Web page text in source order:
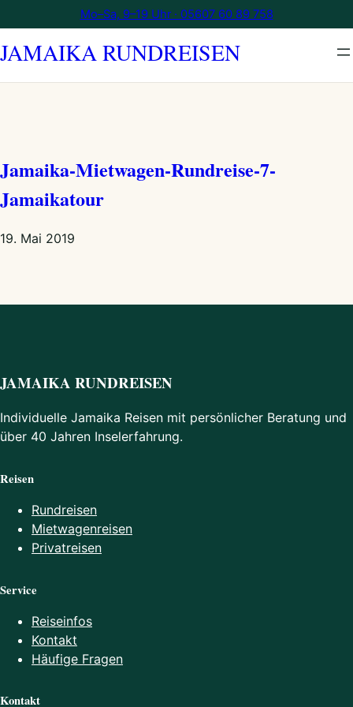
Inhalt
springen
Mo–Sa, 9–19 Uhr · 05607 60 89 758
JAMAIKA RUNDREISEN
Jamaika-Mietwagen-Rundreise-7-
Jamaikatour
19. Mai 2019
JAMAIKA RUNDREISEN
Individuelle Jamaika Reisen mit persönlicher Beratung und
über 40 Jahren Inselerfahrung.
Reisen
Rundreisen
Mietwagenreisen
Privatreisen
Service
Reiseinfos
Kontakt
Häufige Fragen
Kontakt